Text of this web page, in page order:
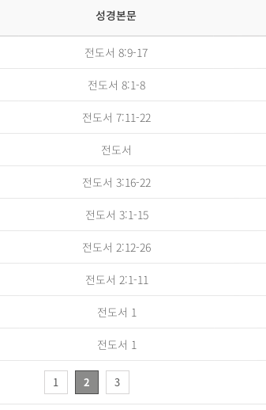
성경본문
전도서 8:9-17
전도서 8:1-8
전도서 7:11-22
전도서
전도서 3:16-22
전도서 3:1-15
전도서 2:12-26
전도서 2:1-11
전도서 1
전도서 1
1 2 3